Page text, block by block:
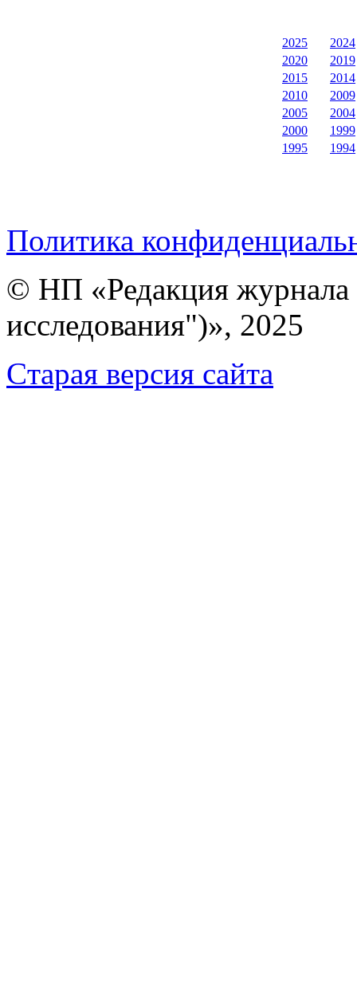
2025
2024
2020
2019
2015
2014
2010
2009
2005
2004
2000
1999
1995
1994
Политика
© НП «Редакция
исследования")», 2025
Cтарая версия сайта